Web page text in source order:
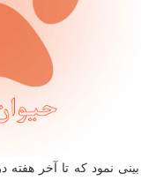
نمود كه تا آخر